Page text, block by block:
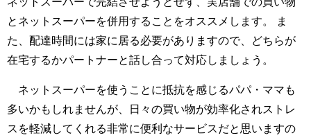
とネットスーパーを併用することをオススメします。 ま
た、配達時間には家に居る必要がありますので、どちらが
在宅するかパートナーと話し合って対応しましょう。
ネットスーパーを使うことに抵抗を感じるパパ・ママも
多いかもしれませんが、日々の買い物が効率化されストレ
スを軽減してくれる非常に便利なサービスだと思いますの